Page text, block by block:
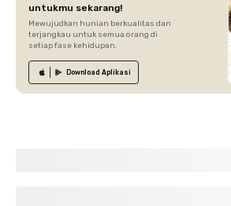
untukmu sekarang!
Mewujudkan hunian berkualitas dan
terjangkau untuk semua orang di
setiap fase kehidupan.
Download Aplikasi